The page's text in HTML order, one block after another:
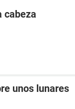
cabeza
unos lunares